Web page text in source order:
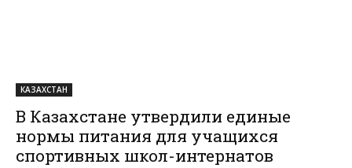
КАЗАХСТАН
В Казахстане утвердили единые
нормы питания для учащихся
спортивных школ-интернатов